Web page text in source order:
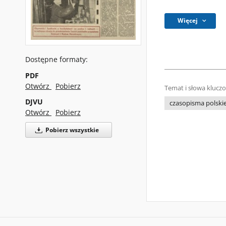
Dostępne formaty:
PDF
Otwórz
Pobierz
DJVU
Otwórz
Pobierz
Pobierz wszystkie
Więcej
Temat i słowa
czasopisma